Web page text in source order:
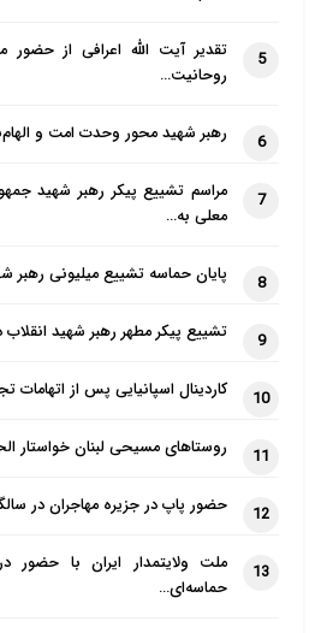
این گفتار آمده است:
توتالیتر با دموکراسی،
رابطه خوبی ندارند، اما
که نشان دهند نظامی
صندوق‌های رای و به‌ویژه
خیابانی آنها هستند.
سنتی نقش چندانی برای
درحالی که حکومت‌های
مانند فاشیسم و
که شده ادعای مشروعیت
در گفتار دوم کتاب،
فرهنگی آن آشنا می‌شود.
پوپولیست از دموکرات
بسیار مهم دموکراسی با
5
تقدیر آیت الله اعرافی از حضور
روحانیت…
6 رهبر شهید محور وحدت امت و
7
مراسم تشییع پیکر رهبر شهید
معلی به…
8 پایان حماسه تشییع میلیونی رهبر
9 تشییع پیکر مطهر رهبر شهید انقلاب
10 کاردینال اسپانیایی پس از اتهامات
11 روستاهای مسیحی لبنان خواستار
12 حضور پاپ در جزیره مهاجران در
13
ملت ولایتمدار ایران با حضور
حماسه‌ای…